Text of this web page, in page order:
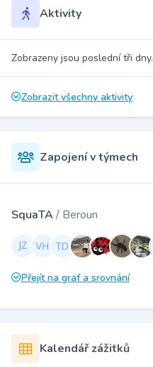
Aktivity
Zobrazeny jsou poslední tři dny.
Zobrazit všechny aktivity
Zapojení v týmech
SquaTA/ Beroun
Přejít na graf a srovnání
Kalendář zážitků